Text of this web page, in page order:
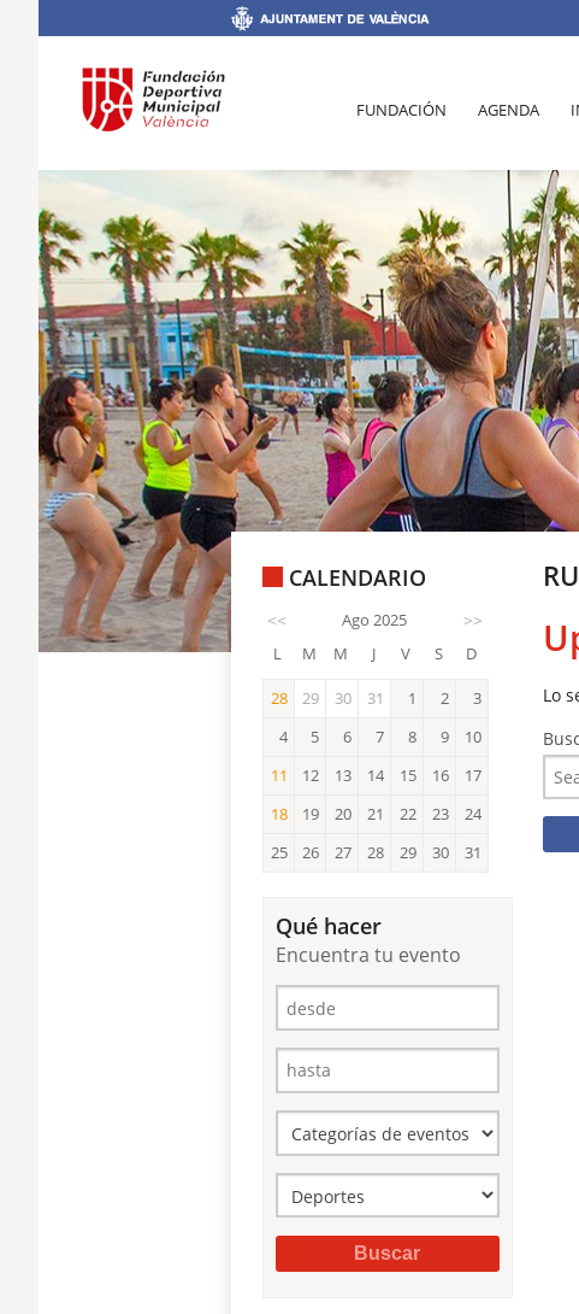
FUNDACIÓN AGENDA
CALENDARIO
<< Ago 2025 >>
L M M J V S D
28 29 30 31 1 2
3
4
5 6 7 8 9
10
11
11
12 13 14 15 16
17
18
18
19 20 21 22 23
24
25
26 27 28 29 30 31
Qué hacer
Encuentra tu evento
Lo